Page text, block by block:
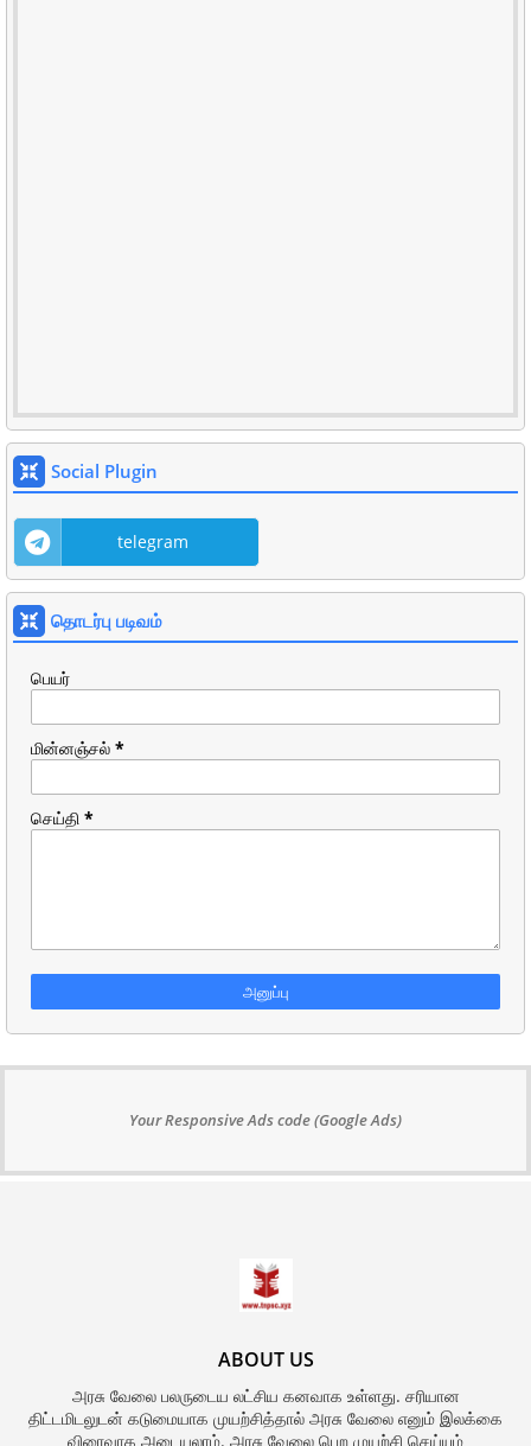
Social Plugin
telegram
தொடர்பு படிவம்
பெயர்
மின்னஞ்சல் *
செய்தி *
Your Responsive Ads code (Google Ads)
ABOUT US
அரசு வேலை பலருடைய லட்சிய கனவாக உள்ளது. சரியான
திட்டமிடலுடன் கடுமையாக முயற்சித்தால் அரசு வேலை எனும் இலக்கை
விரைவாக அடையலாம். அரசு வேலை பெற முயற்சி செய்யும்